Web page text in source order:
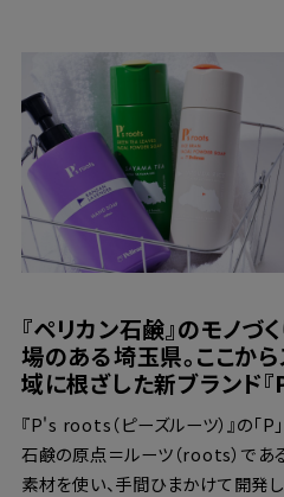
『ペリカン石鹸』のモノづ
場のある埼玉県。ここか
域に根ざした新ブランド
『P's roots（ピーズルーツ）』の「P
石鹸の原点＝ルーツ（roots）であ
素材を使い、手間ひまかけて開発し